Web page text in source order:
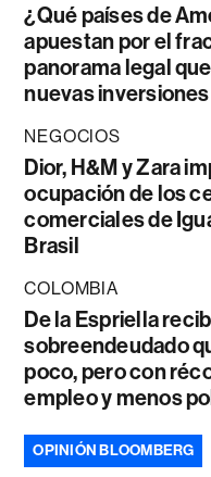
¿Qué países de
apuestan por el
panorama legal
nuevas inversiones
NEGOCIOS
Dior, H&M y Zara
ocupación de los
comerciales de
Brasil
COLOMBIA
De la Espriella
sobreendeudado
poco, pero con
empleo y menos
OPINIÓN BLOOMBERG